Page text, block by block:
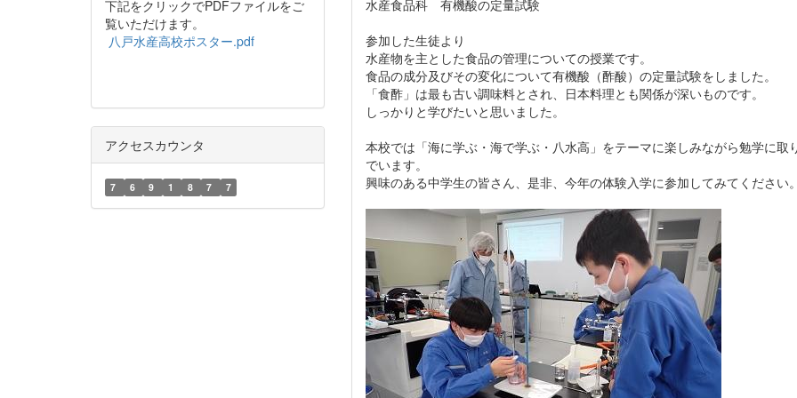
水産食品科 有機酸の定量試験
参加した生徒より
水産物を主とした食品の管理についての授業です。
食品の成分及びその変化について有機酸（酢酸）の定量試験をしました。
「食酢」は最も古い調味料とされ、日本料理とも関係が深いものです。
しっかりと学びたいと思いました。
本校では「海に学ぶ・海で学ぶ・八水高」をテーマに楽しみながら勉学に取
でいます。
興味のある中学生の皆さん、是非、今年の体験入学に参加してみてください。
下記をクリックでPDFファイルをご
覧いただけます。
八戸水産高校ポスター.pdf
アクセスカウンタ
7 6 9 1 8 7 7